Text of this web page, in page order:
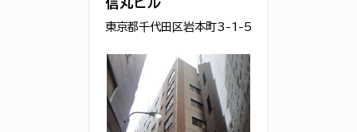
東京都千代田区岩本町3-1-5